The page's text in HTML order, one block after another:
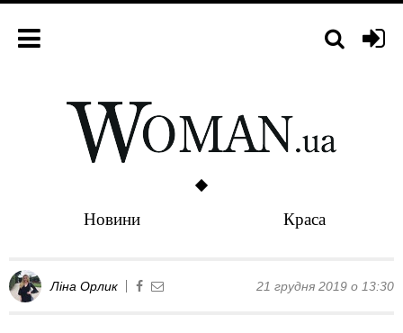
Новини Краса
Ліна Орлик 21 грудня 2019 о 13:30